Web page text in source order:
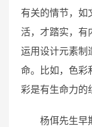
有关的情节，如
活，才踏实，有
运用设计元素制
命。比如，色彩
彩是有生命力的
杨佴先生早